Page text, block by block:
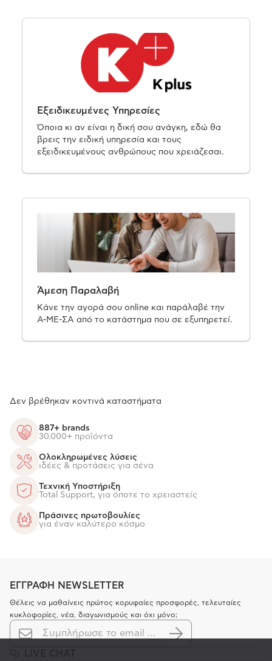
Εξειδικευμένες Υπηρεσίες
Όποια κι αν είναι η δική σου ανάγκη, εδώ θα
βρεις την ειδική υπηρεσία και τους
εξειδικευμένους ανθρώπους που χρειάζεσαι.
Άμεση Παραλαβή
Κάνε την αγορά σου online και παράλαβέ την
Α-ΜΕ-ΣΑ από το κατάστημα που σε εξυπηρετεί.
Δεν βρέθηκαν κοντινά καταστήματα
887+ brands
30.000+ προϊόντα
Ολοκληρωμένες λύσεις
ιδέες & προτάσεις για σένα
Τεχνική Υποστήριξη
Total Support, για όποτε το χρειαστείς
Πράσινες πρωτοβουλίες
για έναν καλύτερο κόσμο
ΕΓΓΡΑΦΗ NEWSLETTER
Θέλεις να μαθαίνεις πρώτος κορυφαίες προσφορές, τελευταίες
κυκλοφορίες, νέα, διαγωνισμούς και όχι μόνο;